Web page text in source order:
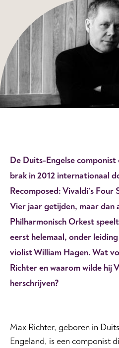
De Duits-Engelse
brak in 2012 internationaal
Recomposed: Vivaldi’s Four
Vier jaar getijden, maar dan
Philharmonisch Orkest
eerst helemaal, onder
violist William Hagen. Wat
Richter en waarom wilde hij
herschrijven?
Max Richter, geboren in
Engeland, is een componist